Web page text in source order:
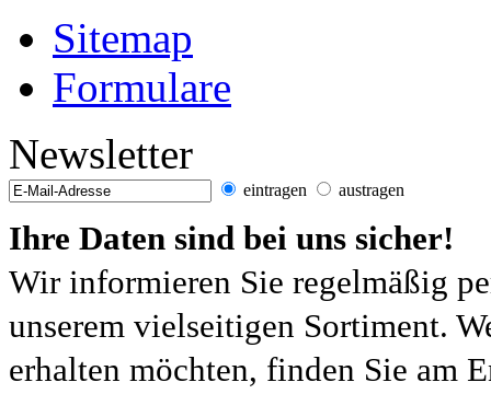
Sitemap
Formulare
Newsletter
eintragen austragen
Ihre Daten sind bei uns sicher!
Wir informieren Sie regelmäßig
unserem vielseitigen Sortiment.
erhalten möchten, finden Sie am